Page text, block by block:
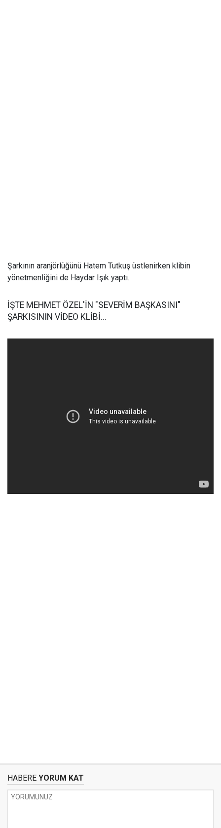
Şarkının aranjörlüğünü Hatem Tutkuş üstlenirken klibin
yönetmenliğini de Haydar Işık yaptı.
İŞTE MEHMET ÖZEL'İN "SEVERİM BAŞKASINI"
ŞARKISININ VİDEO KLİBİ...
HABERE YORUM KAT